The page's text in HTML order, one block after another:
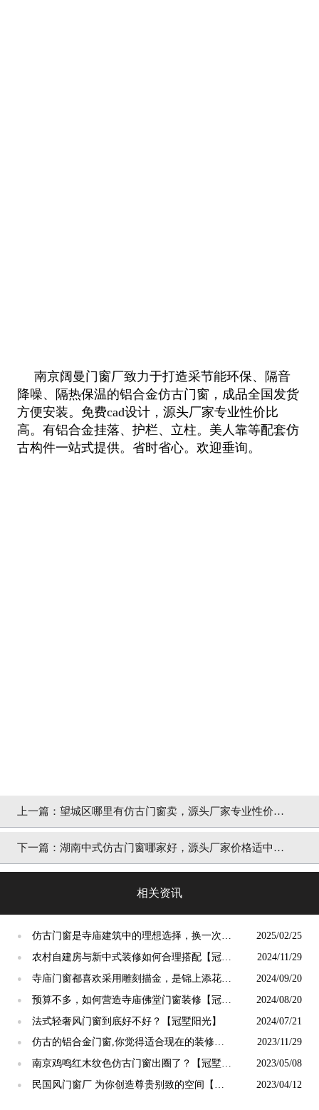
南京阔曼门窗厂致力于打造采节能环保、隔音
降噪、隔热保温的铝合金仿古门窗，成品全国发货
方便安装。免费cad设计，源头厂家专业性价比
高。有铝合金挂落、护栏、立柱。美人靠等配套仿
古构件一站式提供。省时省心。欢迎垂询。
上一篇： 望城区哪里有仿古门窗卖，源头厂家专业性价比
高「冠墅阳光」
下一篇： 湖南中式仿古门窗哪家好，源头厂家价格适中性
相关资讯
●
仿古门窗是寺庙建筑中的理想选择，换一次用
终生【冠墅阳光】
2025/02/25
●
农村自建房与新中式装修如何合理搭配【冠墅
阳光】
2024/11/29
●
寺庙门窗都喜欢采用雕刻描金，是锦上添花
吗？【冠墅阳光】
2024/09/20
●
预算不多，如何营造寺庙佛堂门窗装修【冠墅
阳光】
2024/08/20
● 法式轻奢风门窗到底好不好？【冠墅阳光】 2024/07/21
●
仿古的铝合金门窗,你觉得适合现在的装修吗?
【冠墅阳光】
2023/11/29
●
南京鸡鸣红木纹色仿古门窗出圈了？【冠墅阳
光】
2023/05/08
●
民国风门窗厂 为你创造尊贵别致的空间【冠
2023/04/12